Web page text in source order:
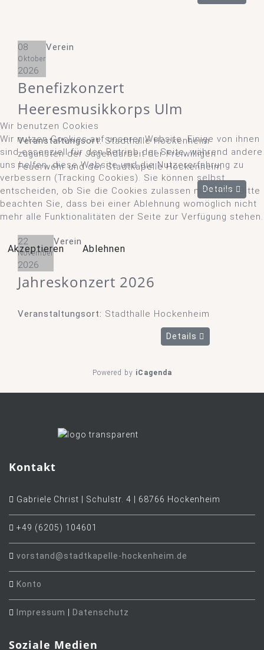
08
Oktober
2026
Verein
Benefizkonzert
Heeresmusikkorps Ulm
Veranstaltungsort:Stadthalle Hockenheim
zugunsten der Jugendarbeit der Freiwilligen
Feuerwehr und der Stadtkapelle Hockenheim
Details
22
November
2026
Verein
Jahreskonzert 2026
Veranstaltungsort: Stadthalle Hockenheim
Details
Powered by iCagenda
Kontakt
Gabriele Christ | Schulstr. 4 | 68766 Hockenheim
+49 (6205) 104601
vorstand@stadtkapelle-hockenheim.de
Konto
Impressum Datenschutz
Soziale Medien
Wir benutzen Cookies
Wir nutzen Cookies auf unserer Website. Einige von ihnen
sind essenziell für den Betrieb der Seite, während andere
uns helfen, diese Website und die Nutzererfahrung zu
verbessern (Tracking Cookies). Sie können selbst
entscheiden, ob Sie die Cookies zulassen möchten. Bitte
beachten Sie, dass bei einer Ablehnung womöglich nicht
mehr alle Funktionalitäten der Seite zur Verfügung stehen.
Akzeptieren Ablehnen